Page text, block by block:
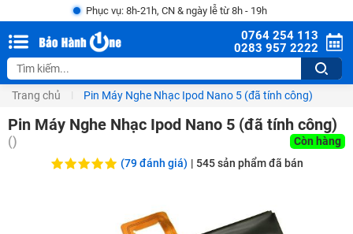
Phục vụ: 8h-21h, CN & ngày lễ từ 8h - 19h
0764 254 113
0283 957 2222
Trang chủ Pin Máy Nghe Nhạc Ipod Nano 5 (đã tính công)
Pin Máy Nghe Nhạc Ipod Nano 5 (đã tính công)
()
Còn hàng
(79 đánh giá) | 545sản phẩm đã bán